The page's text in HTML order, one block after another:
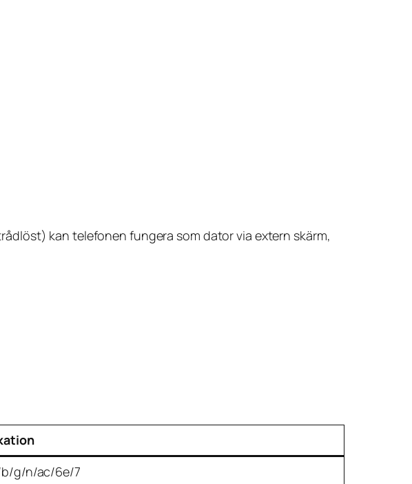
kan telefonen fungera som dator via extern skärm,
b/g/n/ac/6e/7